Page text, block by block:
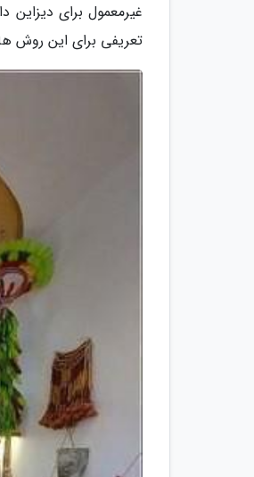
غیرمعمول برای
تعریفی برای این روش